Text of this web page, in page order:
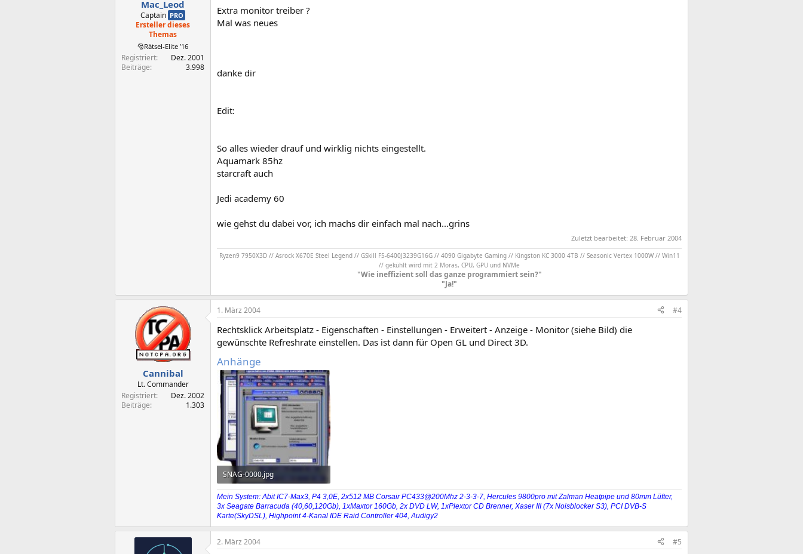
Mac_Leod
Captain PRO
Ersteller dieses
Themas
🎅Rätsel-Elite ’16
Registriert
Dez. 2001
Beiträge
3.998
Extra monitor treiber ?
Mal was neues
danke dir
Edit:
So alles wieder drauf und wirklig nichts eingestellt.
Aquamark 85hz
starcraft auch
Jedi academy 60
wie gehst du dabei vor, ich machs dir einfach mal nach...grins
Zuletzt bearbeitet: 28. Februar 2004
Ryzen9 7950X3D // Asrock X670E Steel Legend // GSkill F5-6400J3239G16G // 4090 Gigabyte Gaming // Kingston KC 3000 4TB // Seasonic Vertex 1000W // Win11
// gekühlt wird mit 2 Moras, CPU, GPU und NVMe
"Wie ineffizient soll das ganze programmiert sein?"
"Ja!"
Cannibal
Lt. Commander
Registriert
Dez. 2002
Beiträge
1.303
1. März 2004 #4
Rechtsklick Arbeitsplatz - Eigenschaften - Einstellungen - Erweitert - Anzeige - Monitor (siehe Bild) die
gewünschte Refreshrate einstellen. Das ist dann für Open GL und Direct 3D.
Anhänge
SNAG-0000.jpg
60,3 KB · Aufrufe: 303
Mein System: Abit IC7-Max3, P4 3,0E, 2x512 MB Corsair PC433@200Mhz 2-3-3-7, Hercules 9800pro mit Zalman Heatpipe und 80mm Lüfter,
3x Seagate Barracuda (40,60,120Gb), 1xMaxtor 160Gb, 2x DVD LW, 1xPlextor CD Brenner, Xaser III (7x Noisblocker S3), PCI DVB-S
Karte(SkyDSL), Highpoint 4-Kanal IDE Raid Controller 404, Audigy2
2. März 2004 #5